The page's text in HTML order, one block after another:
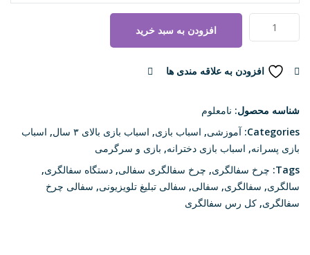
سفالگری
آیتم
عدد
افزودن به سبد خرید
افزودن به علاقه مندی ها
شناسه محصول: نامعلوم
Categories: آموزشی, اسباب بازی, اسباب بازی بالای ۳ سال , اسباب
بازی پسرانه, اسباب بازی دخترانه, بازی و سرگرمی
Tags: چرخ سفالگری, چرخ سفالگری سفالی, دستگاه سفالگری,
سالگری, سفالگری, سفالی, سفالی تبلیغ تلویزیونی, سفالی چرخ
سفالگری, کل رس سفالگری